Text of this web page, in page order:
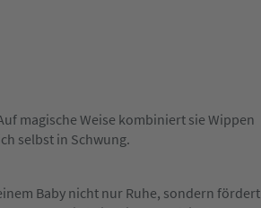
magische Weise kombiniert sie Wippen
selbst in Schwung.
Baby nicht nur Ruhe, sondern fördert